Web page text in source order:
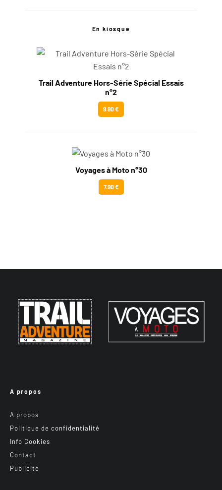
En kiosque
Trail Adventure Hors-Série Spécial Essais
n°2
9.90 €
Voyages à Moto n°30
7.90 €
A propos
A propos
Politique de confidentialité
Info Cookies
Contact
Publicité